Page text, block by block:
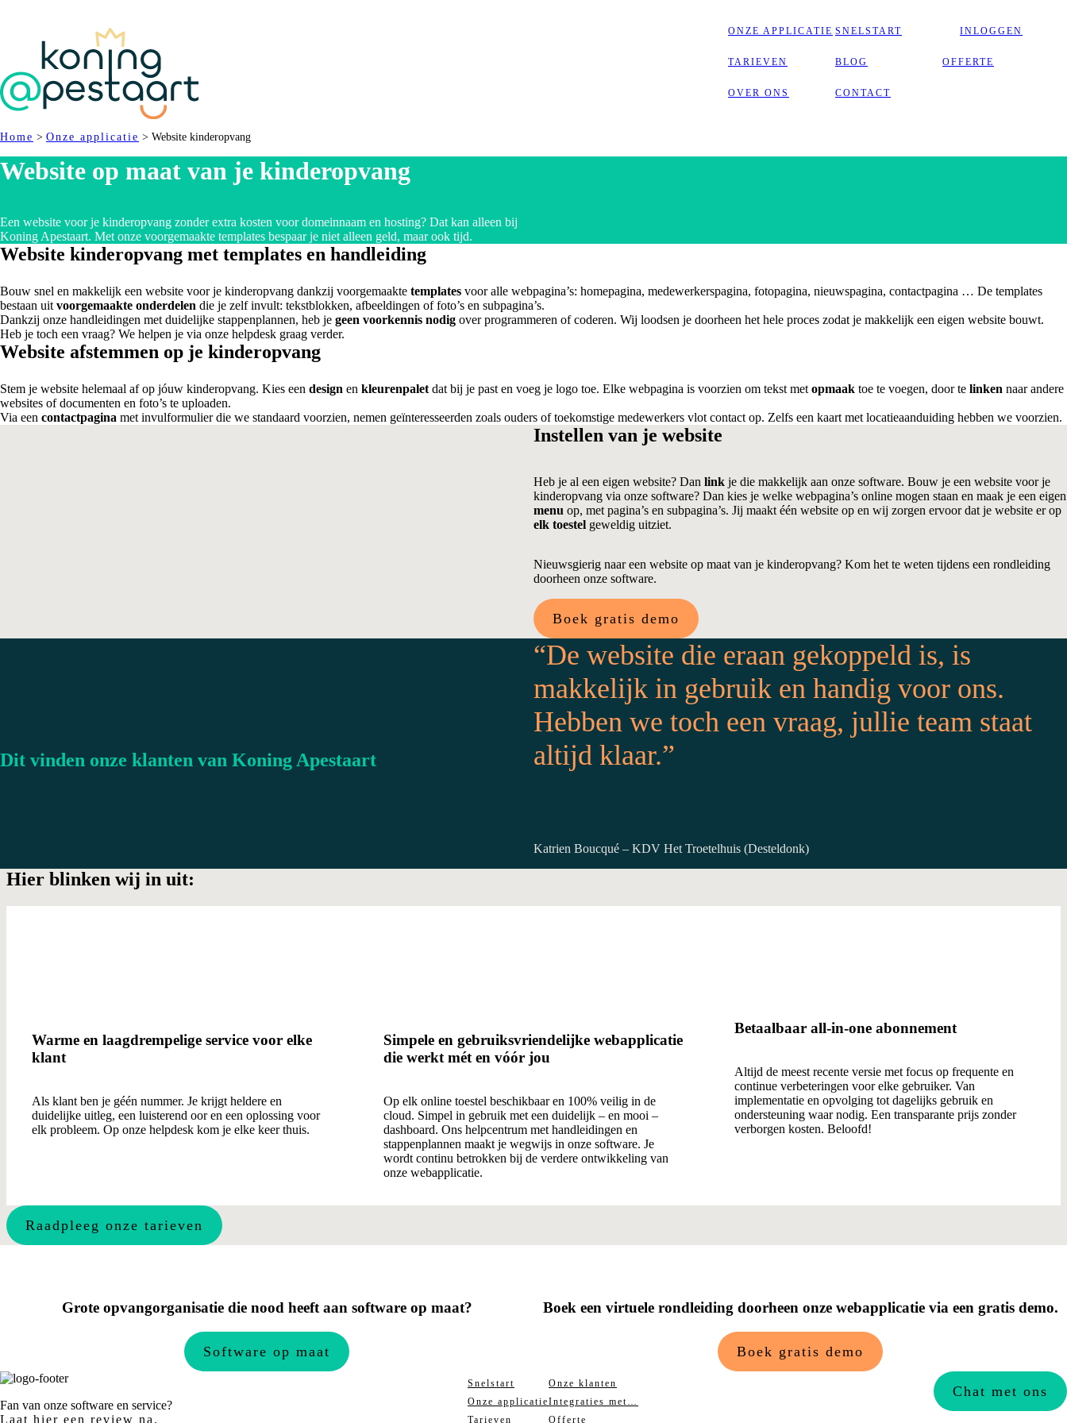
ONZE APPLICATIE SNELSTART
TARIEVEN BLOG
OVER ONS CONTACT
INLOGGEN
OFFERTE
Home > Onze applicatie > Website kinderopvang
Website op maat van je kinderopvang
Een website voor je kinderopvang zonder extra kosten voor domeinnaam en hosting? Dat kan alleen bij
Koning Apestaart. Met onze voorgemaakte templates bespaar je niet alleen geld, maar ook tijd.
Website kinderopvang met templates en handleiding
Bouw snel en makkelijk een website voor je kinderopvang dankzij voorgemaakte templates voor alle webpagina’s: homepagina, medewerkerspagina, fotopagina, nieuwspagina, contactpagina … De templates
bestaan uitvoorgemaakte onderdelen die je zelf invult: tekstblokken, afbeeldingen of foto’s en subpagina’s.
Dankzij onze handleidingen met duidelijke stappenplannen, heb je geen voorkennis nodig over programmeren of coderen. Wij loodsen je doorheen het hele proces zodat je makkelijk een eigen website bouwt.
Heb je toch een vraag? We helpen je via onze helpdesk graag verder.
Website afstemmen op je kinderopvang
Stem je website helemaal af op jóuw kinderopvang. Kies een design en kleurenpaletdat bij je past en voeg je logo toe. Elke webpagina is voorzien om tekst metopmaak toe te voegen, door te linken naar andere
websites of documenten en foto’s te uploaden.
Via een contactpagina met invulformulier die we standaard voorzien, nemen geïnteresseerden zoals ouders of toekomstige medewerkers vlot contact op. Zelfs een kaart met locatieaanduiding hebben we voorzien.
Instellen van je website
Heb je al een eigen website? Dan link je die makkelijk aan onze software. Bouw je een website voor je
kinderopvang via onze software? Dan kies je welke webpagina’s online mogen staan en maak je een eigen
menu op, met pagina’s en subpagina’s. Jij maakt één website op en wij zorgen ervoor dat je website er op
elk toestel geweldig uitziet.
Nieuwsgierig naar een website op maat van je kinderopvang? Kom het te weten tijdens een rondleiding
doorheen onze software.
Boek gratis demo
Dit vinden onze klanten van Koning Apestaart
“De website die eraan gekoppeld is, is
makkelijk in gebruik en handig voor ons.
Hebben we toch een vraag, jullie team staat
altijd klaar.”
Katrien Boucqué – KDV Het Troetelhuis (Desteldonk)
Hier blinken wij in uit:
Warme en laagdrempelige service voor elke
klant
Als klant ben je géén nummer. Je krijgt heldere en
duidelijke uitleg, een luisterend oor en een oplossing voor
elk probleem. Op onze helpdesk kom je elke keer thuis.
Simpele en gebruiksvriendelijke webapplicatie
die werkt mét en vóór jou
Op elk online toestel beschikbaar en 100% veilig in de
cloud. Simpel in gebruik met een duidelijk – en mooi –
dashboard. Ons helpcentrum met handleidingen en
stappenplannen maakt je wegwijs in onze software. Je
wordt continu betrokken bij de verdere ontwikkeling van
onze webapplicatie.
Betaalbaar all-in-one abonnement
Altijd de meest recente versie met focus op frequente en
continue verbeteringen voor elke gebruiker. Van
implementatie en opvolging tot dagelijks gebruik en
ondersteuning waar nodig. Een transparante prijs zonder
verborgen kosten. Beloofd!
Raadpleeg onze tarieven
Grote opvangorganisatie die nood heeft aan software op maat?
Software op maat
Boek een virtuele rondleiding doorheen onze webapplicatie via een gratis demo.
Boek gratis demo
Fan van onze software en service?
Laat hier een review na.
Snelstart
Onze applicatie
Tarieven
Onze klanten
Integraties met…
Offerte
Chat met ons